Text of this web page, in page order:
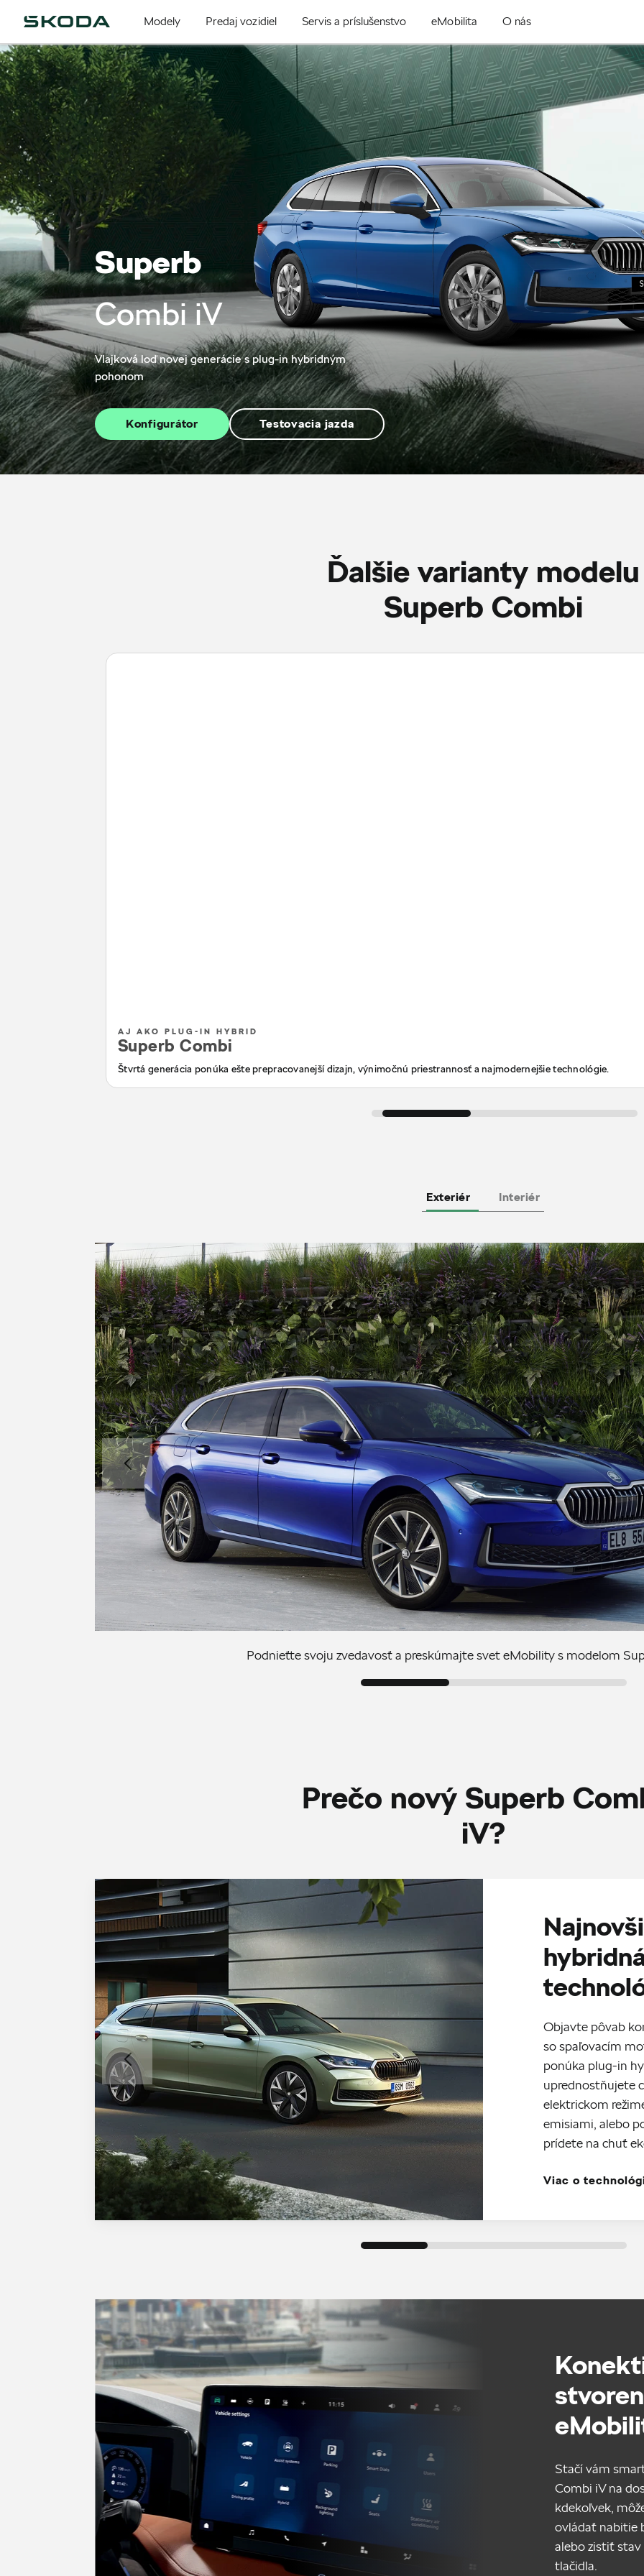
Modely Predaj vozidiel Servis a príslušenstvo eMobilita O nás
Superb
Combi iV
Vlajková loď novej generácie s plug-in hybridným
pohonom
Konfigurátor Testovacia jazda
Ďalšie varianty modelu
Superb Combi
AJ AKO PLUG-IN HYBRID
Superb Combi
Štvrtá generácia ponúka ešte prepracovanejší dizajn, výnimočnú priestrannosť a najmodernejšie technológie.
Exteriér Interiér
Podnieťte svoju zvedavosť a preskúmajte svet eMobility s modelom
Prečo nový Superb
iV?
Objavte pôvab
so spaľovacím
ponúka plug-in
uprednostňujete
elektrickom
emisiami, alebo
prídete na chuť
Viac o
Stačí vám
Combi iV na
kdekoľvek,
ovládať nabitie
alebo zistiť
tlačidla.